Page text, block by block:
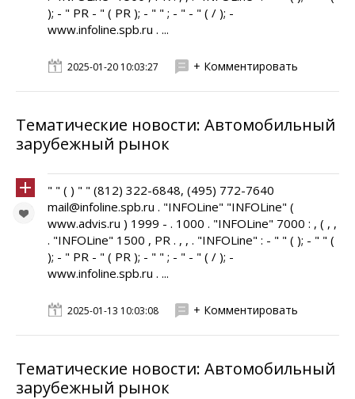
); - " PR - " ( PR ); - " " ; - " - " ( / ); -
www.infoline.spb.ru . ...
2025-01-20 10:03:27 + Комментировать
Тематические новости: Автомобильный
зарубежный рынок
" " ( ) " " (812) 322-6848, (495) 772-7640
mail@infoline.spb.ru . "INFOLine" "INFOLine" (
www.advis.ru ) 1999 - . 1000 . "INFOLine" 7000 : , ( , ,
. "INFOLine" 1500 , PR . , , . "INFOLine" : - " " ( ); - " " (
); - " PR - " ( PR ); - " " ; - " - " ( / ); -
www.infoline.spb.ru . ...
2025-01-13 10:03:08 + Комментировать
Тематические новости: Автомобильный
зарубежный рынок